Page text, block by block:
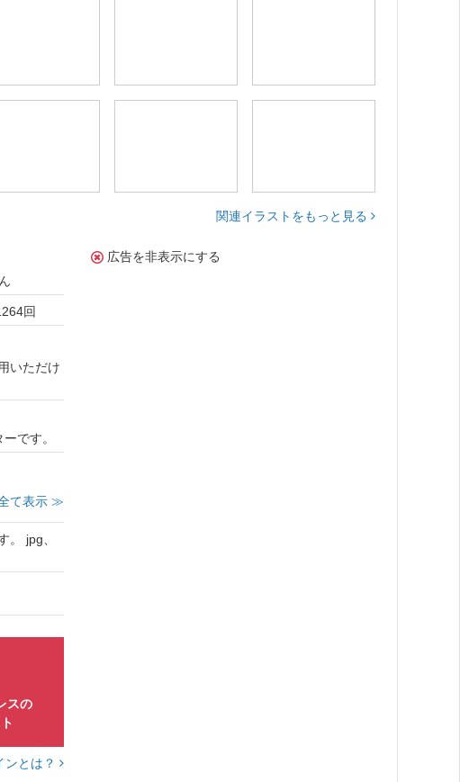
関連イラストをもっと見る
回
いただけ
です。
て表示 ≫
。 jpg、
スの
ンとは？
広告を非表示にする